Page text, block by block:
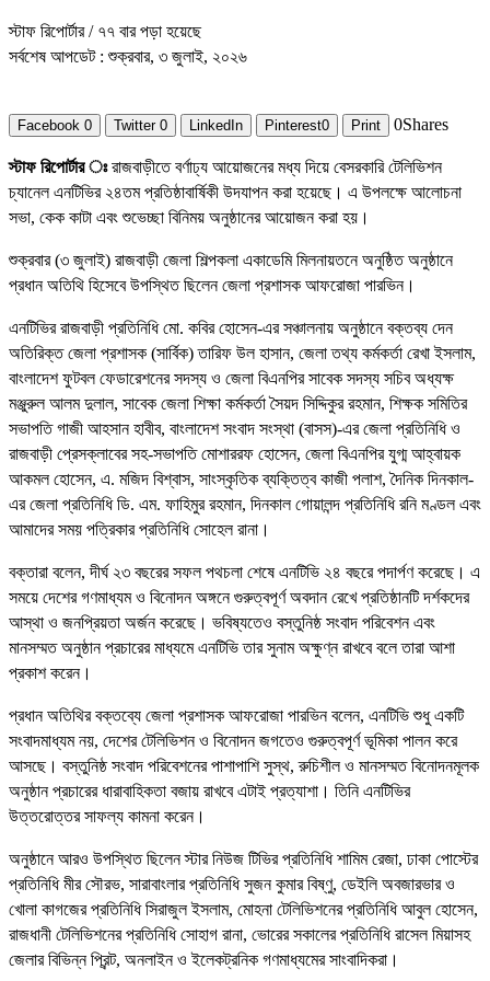
স্টাফ রিপোর্টার/ ৭৭ বার পড়া হয়েছে
সর্বশেষ আপডেট : শুক্রবার, ৩ জুলাই, ২০২৬
Facebook 0 Twitter 0 LinkedIn Pinterest0 Print 0Shares
স্টাফ রিপোর্টার ঃরাজবাড়ীতে বর্ণাঢ্য আয়োজনের মধ্য দিয়ে বেসরকারি টেলিভিশন
চ্যানেল এনটিভির ২৪তম প্রতিষ্ঠাবার্ষিকী উদযাপন করা হয়েছে। এ উপলক্ষে আলোচনা
সভা, কেক কাটা এবং শুভেচ্ছা বিনিময় অনুষ্ঠানের আয়োজন করা হয়।
শুক্রবার (৩ জুলাই) রাজবাড়ী জেলা শিল্পকলা একাডেমি মিলনায়তনে অনুষ্ঠিত অনুষ্ঠানে
প্রধান অতিথি হিসেবে উপস্থিত ছিলেন জেলা প্রশাসক আফরোজা পারভিন।
এনটিভির রাজবাড়ী প্রতিনিধি মো. কবির হোসেন-এর সঞ্চালনায় অনুষ্ঠানে বক্তব্য দেন
অতিরিক্ত জেলা প্রশাসক (সার্বিক) তারিফ উল হাসান, জেলা তথ্য কর্মকর্তা রেখা ইসলাম,
বাংলাদেশ ফুটবল ফেডারেশনের সদস্য ও জেলা বিএনপির সাবেক সদস্য সচিব অধ্যক্ষ
মঞ্জুরুল আলম দুলাল, সাবেক জেলা শিক্ষা কর্মকর্তা সৈয়দ সিদ্দিকুর রহমান, শিক্ষক সমিতির
সভাপতি গাজী আহসান হাবীব, বাংলাদেশ সংবাদ সংস্থা (বাসস)-এর জেলা প্রতিনিধি ও
রাজবাড়ী প্রেসক্লাবের সহ-সভাপতি মোশাররফ হোসেন, জেলা বিএনপির যুগ্ম আহ্বায়ক
আকমল হোসেন, এ. মজিদ বিশ্বাস, সাংস্কৃতিক ব্যক্তিত্ব কাজী পলাশ, দৈনিক দিনকাল-
এর জেলা প্রতিনিধি ডি. এম. ফাহিমুর রহমান, দিনকাল গোয়ালন্দ প্রতিনিধি রনি মণ্ডল এবং
আমাদের সময় পত্রিকার প্রতিনিধি সোহেল রানা।
বক্তারা বলেন, দীর্ঘ ২৩ বছরের সফল পথচলা শেষে এনটিভি ২৪ বছরে পদার্পণ করেছে। এ
সময়ে দেশের গণমাধ্যম ও বিনোদন অঙ্গনে গুরুত্বপূর্ণ অবদান রেখে প্রতিষ্ঠানটি দর্শকদের
আস্থা ও জনপ্রিয়তা অর্জন করেছে। ভবিষ্যতেও বস্তুনিষ্ঠ সংবাদ পরিবেশন এবং
মানসম্মত অনুষ্ঠান প্রচারের মাধ্যমে এনটিভি তার সুনাম অক্ষুণ্ন রাখবে বলে তারা আশা
প্রকাশ করেন।
প্রধান অতিথির বক্তব্যে জেলা প্রশাসক আফরোজা পারভিন বলেন, এনটিভি শুধু একটি
সংবাদমাধ্যম নয়, দেশের টেলিভিশন ও বিনোদন জগতেও গুরুত্বপূর্ণ ভূমিকা পালন করে
আসছে। বস্তুনিষ্ঠ সংবাদ পরিবেশনের পাশাপাশি সুস্থ, রুচিশীল ও মানসম্মত বিনোদনমূলক
অনুষ্ঠান প্রচারের ধারাবাহিকতা বজায় রাখবে এটাই প্রত্যাশা। তিনি এনটিভির
উত্তরোত্তর সাফল্য কামনা করেন।
অনুষ্ঠানে আরও উপস্থিত ছিলেন স্টার নিউজ টিভির প্রতিনিধি শামিম রেজা, ঢাকা পোস্টের
প্রতিনিধি মীর সৌরভ, সারাবাংলার প্রতিনিধি সুজন কুমার বিষ্ণু, ডেইলি অবজারভার ও
খোলা কাগজের প্রতিনিধি সিরাজুল ইসলাম, মোহনা টেলিভিশনের প্রতিনিধি আবুল হোসেন,
রাজধানী টেলিভিশনের প্রতিনিধি সোহাগ রানা, ভোরের সকালের প্রতিনিধি রাসেল মিয়াসহ
জেলার বিভিন্ন প্রিন্ট, অনলাইন ও ইলেকট্রনিক গণমাধ্যমের সাংবাদিকরা।